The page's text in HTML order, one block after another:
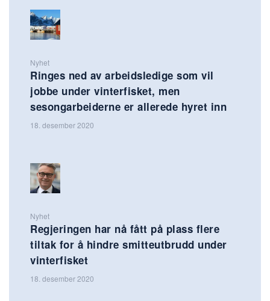
Nyhet
Ringes ned av arbeidsledige som vil
jobbe under vinterfisket, men
sesongarbeiderne er allerede hyret inn
18. desember 2020
Nyhet
Regjeringen har nå fått på plass flere
tiltak for å hindre smitteutbrudd under
vinterfisket
18. desember 2020